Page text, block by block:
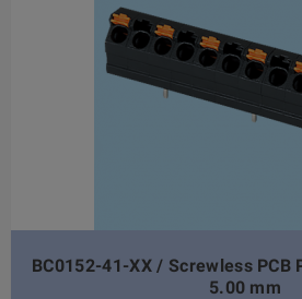
BC0152-41-XX / Screwless PCB
5.00 mm